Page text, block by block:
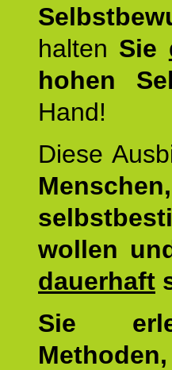
halten Sie
hohen
Hand!
Diese
Menschen,
wollen
dauerhaft
Sie